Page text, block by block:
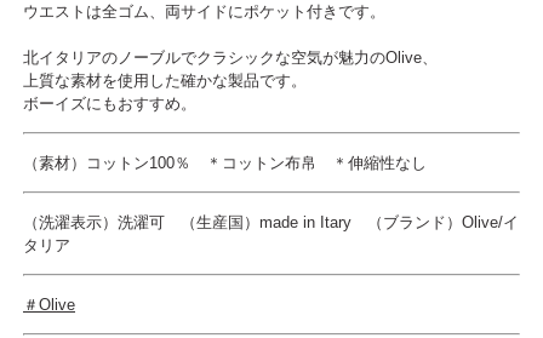
ウエストは全ゴム、両サイドにポケット付きです。
北イタリアのノーブルでクラシックな空気が魅力のOlive、
上質な素材を使用した確かな製品です。
ボーイズにもおすすめ。
（素材）コットン100％ ＊コットン布帛 ＊伸縮性なし
（洗濯表示） 洗濯可 （生産国）made in Itary （ブランド）Olive/イ
タリア
＃Olive